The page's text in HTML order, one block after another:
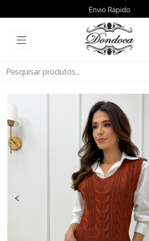
Envio Rápido
➚ Ofertas– Até 60% OFF
‹